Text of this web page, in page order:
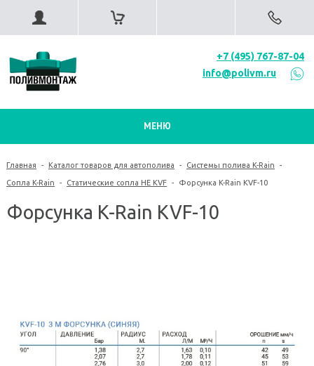
+7 (495) 767-87-04
info@polivm.ru
МЕНЮ
Главная - Каталог товаров для автополива - Системы полива K-Rain -
Сопла K-Rain - Статические сопла HE KVF - Форсунка K-Rain KVF-10
Форсунка K-Rain KVF-10